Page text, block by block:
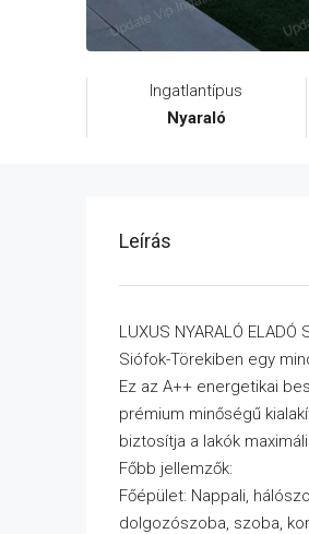
Ingatlantípus
Nyaraló
Leírás
LUXUS NYARALÓ ELADÓ
Siófok-Törekiben egy
Ez az A++ energetikai
prémium minőségű
biztosítja a lakók
Főbb jellemzők:
Főépület: Nappali,
dolgozószoba, szoba,